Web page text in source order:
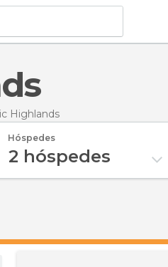
Highlands
Hóspedes
2 hóspedes